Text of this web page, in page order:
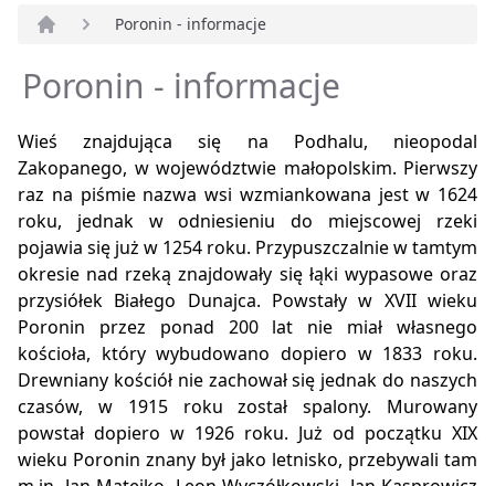
Poronin - informacje
Poronin - informacje
Wieś znajdująca się na Podhalu, nieopodal
Zakopanego, w województwie małopolskim. Pierwszy
raz na piśmie nazwa wsi wzmiankowana jest w 1624
roku, jednak w odniesieniu do miejscowej rzeki
pojawia się już w 1254 roku. Przypuszczalnie w tamtym
okresie nad rzeką znajdowały się łąki wypasowe oraz
przysiółek Białego Dunajca. Powstały w XVII wieku
Poronin przez ponad 200 lat nie miał własnego
kościoła, który wybudowano dopiero w 1833 roku.
Drewniany kościół nie zachował się jednak do naszych
czasów, w 1915 roku został spalony. Murowany
powstał dopiero w 1926 roku. Już od początku XIX
wieku Poronin znany był jako letnisko, przebywali tam